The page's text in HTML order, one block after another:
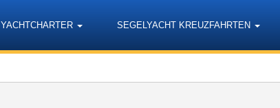
YACHTCHARTER SEGELYACHT KREUZFAHRTEN